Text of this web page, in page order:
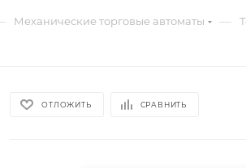
Механические торговые автоматы —
ОТЛОЖИТЬ СРАВНИТЬ